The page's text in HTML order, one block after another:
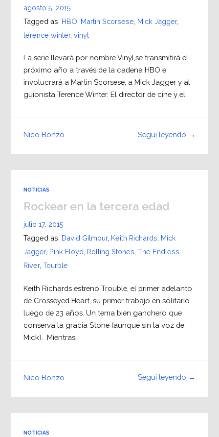
agosto 5, 2015
Tagged as: HBO Martin Scorsese Mick Jagger,
terence winter, vinyl
La serie llevará por nombre Vinyl,se transmitirá el
próximo año a través de la cadena HBO e
involucrará a Martin Scorsese, a Mick Jagger y al
guionista Terence Winter. El director de cine y el…
Seguí leyendo →
Nico Bonzo
NOTICIAS
Rockear en la tercera edad
julio 17, 2015
Tagged as: David Gilmour, Keith Richards Mick
Jagger, Pink Floyd Rolling Stones The Endless
River, Tourble
Keith Richards estrenó Trouble, el primer adelanto
de Crosseyed Heart, su primer trabajo en solitario
luego de 23 años. Un tema bien ganchero que
conserva la gracia Stone (aunque sin la voz de
Mick). Mientras…
Seguí leyendo →
Nico Bonzo
NOTICIAS